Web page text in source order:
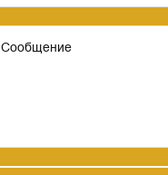
Сообщение